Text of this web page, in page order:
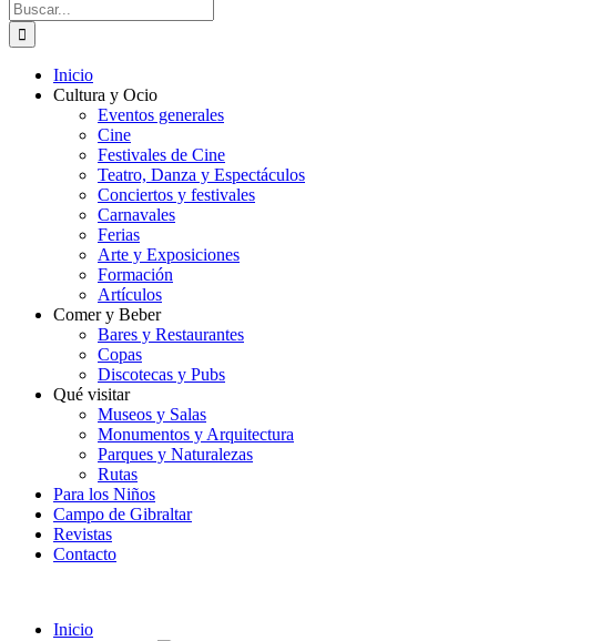
Buscar:
Inicio
Cultura y Ocio
Eventos generales
Cine
Festivales de Cine
Teatro, Danza y Espectáculos
Conciertos y festivales
Carnavales
Ferias
Arte y Exposiciones
Formación
Artículos
Comer y Beber
Bares y Restaurantes
Copas
Discotecas y Pubs
Qué visitar
Museos y Salas
Monumentos y Arquitectura
Parques y Naturalezas
Rutas
Para los Niños
Campo de Gibraltar
Revistas
Contacto
Inicio